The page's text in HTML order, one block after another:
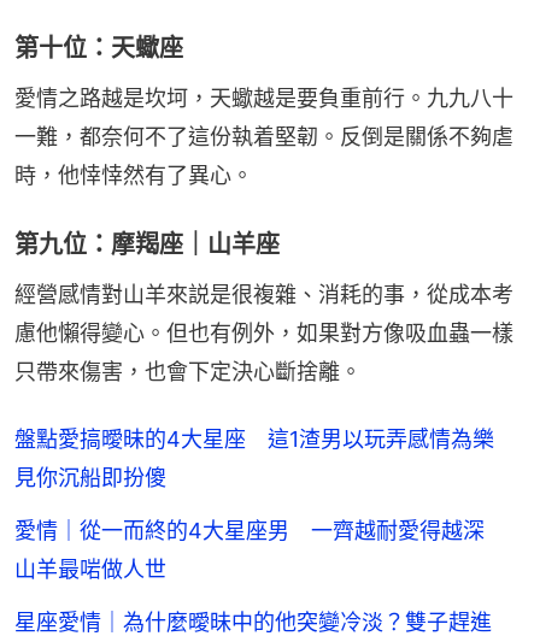
第十位：天蠍座
愛情之路越是坎坷，天蠍越是要負重前行。九九八十
一難，都奈何不了這份執着堅韌。反倒是關係不夠虐
時，他悻悻然有了異心。
第九位：摩羯座｜山羊座
經營感情對山羊來説是很複雜、消耗的事，從成本考
慮他懶得變心。但也有例外，如果對方像吸血蟲一樣
只帶來傷害，也會下定決心斷捨離。
盤點愛搞曖昧的4大星座 這1渣男以玩弄感情為樂
見你沉船即扮傻
愛情｜從一而終的4大星座男 一齊越耐愛得越深
山羊最啱做人世
星座愛情｜為什麼曖昧中的他突變冷淡？雙子趕進